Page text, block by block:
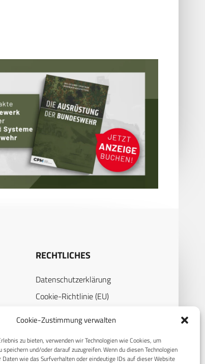
Cookie-Zustimmung verwalten
zu bieten, verwenden wir Technologien wie Cookies, um
und/oder darauf zuzugreifen. Wenn du diesen Technologien
wie das Surfverhalten oder eindeutige IDs auf dieser Website
RECHTLICHES
Datenschutzerklärung
Cookie-Richtlinie (EU)
Impressum